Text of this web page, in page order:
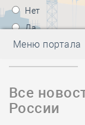
Нет
Да
Меню портала
Все
России